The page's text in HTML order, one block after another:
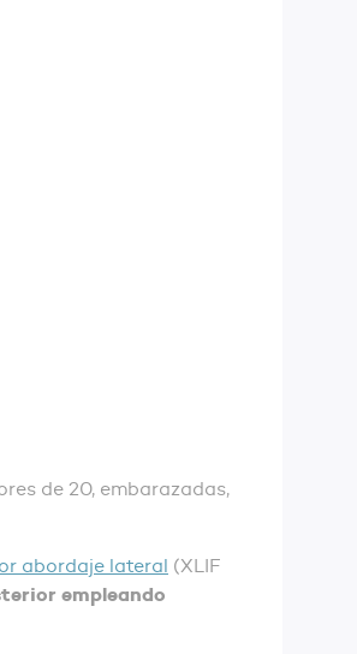
de 20, embarazadas,
abordaje lateral (XLIF
empleando